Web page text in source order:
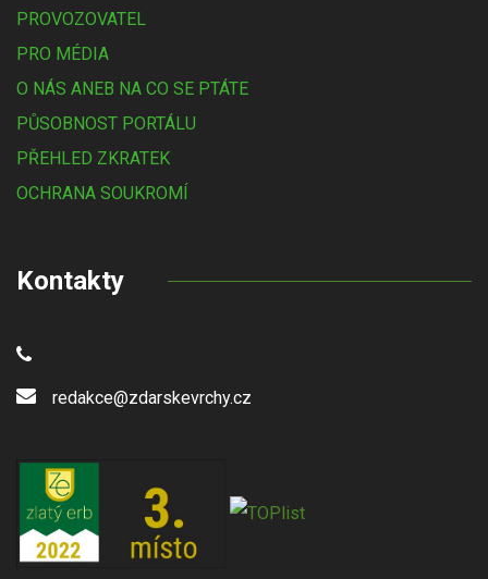
PROVOZOVATEL
PRO MÉDIA
O NÁS ANEB NA CO SE PTÁTE
PŮSOBNOST PORTÁLU
PŘEHLED ZKRATEK
OCHRANA SOUKROMÍ
Kontakty
redakce@zdarskevrchy.cz